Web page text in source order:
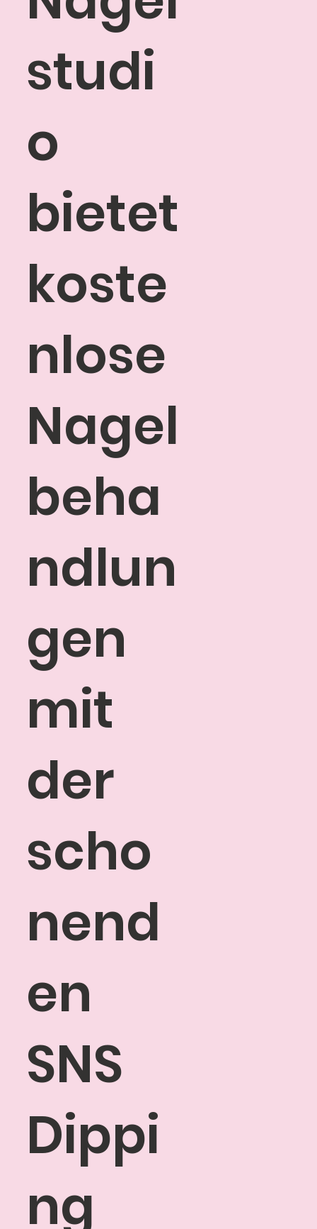
studi
o
bietet
koste
nlose
Nagel
beha
ndlun
gen
mit
der
scho
nend
en
SNS
Dippi
ng